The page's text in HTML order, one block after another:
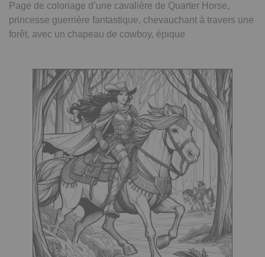
Page de coloriage d’une cavalière de Quarter Horse,
princesse guerrière fantastique, chevauchant à travers une
forêt, avec un chapeau de cowboy, épique